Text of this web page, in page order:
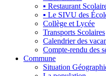
▪ Restaurant
▪ Le SIVU des
Collège et Lycée
Transports Scolaires
Calendrier des
Compte-rendu des
Commune
Situation